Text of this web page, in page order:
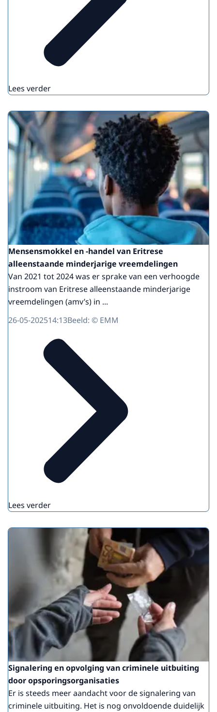
Lees verder
Mensensmokkel en -handel van Eritrese
alleenstaande minderjarige vreemdelingen
Van 2021 tot 2024 was er sprake van een verhoogde
instroom van Eritrese alleenstaande minderjarige
vreemdelingen (amv’s) in ...
26-05-202514:13Beeld: © EMM
Lees verder
Signalering en opvolging van criminele uitbuiting
door opsporingsorganisaties
Er is steeds meer aandacht voor de signalering van
criminele uitbuiting. Het is nog onvoldoende duidelijk